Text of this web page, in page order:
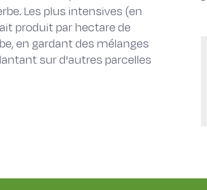
Les plus intensives (en
produit par hectare de
en gardant des mélanges
sur d'autres parcelles